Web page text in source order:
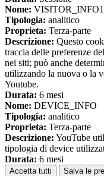
Nome:
Tipologia: analitico
Proprieta: Terza-parte
Descrizione: Questo
traccia delle preferenze
nei siti; può anche
utilizzando la nuova o la
Youtube.
Durata: 6 mesi
Nome: DEVICE_INFO
Tipologia: analitico
Proprieta: Terza-parte
Descrizione: YouTube
tipologia di device
Durata: 6 mesi
Accetta tutti Salva le